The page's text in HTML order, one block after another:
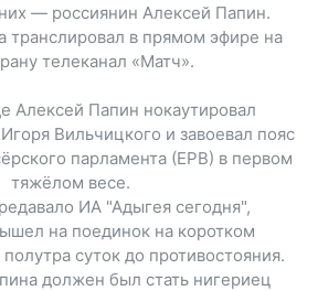
— россиянин Алексей Папин.
транслировал в прямом эфире на
телеканал «Матч».
Алексей Папин нокаутировал
Вильчицкого и завоевал пояс
парламента (ЕРВ) в первом
тяжёлом весе.
ИА "Адыгея сегодня",
на поединок на коротком
суток до противостояния.
должен был стать нигериец